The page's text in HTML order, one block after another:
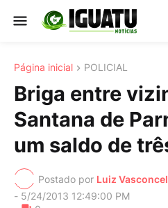
Página inicial POLICIAL
Briga entre
Santana de
um saldo de
Postado por Luiz
- 5/24/2013 12:49:00 PM